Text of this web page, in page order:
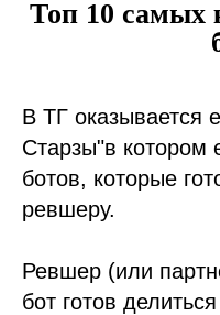
Топ 10 самых
В ТГ оказывается
Старзы"в котором
ботов, которые
ревшеру.
Ревшер (или
бот готов